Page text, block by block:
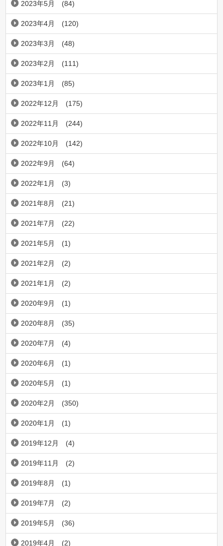
2023年5月 (84)
2023年4月 (120)
2023年3月 (48)
2023年2月 (111)
2023年1月 (85)
2022年12月 (175)
2022年11月 (244)
2022年10月 (142)
2022年9月 (64)
2022年1月 (3)
2021年8月 (21)
2021年7月 (22)
2021年5月 (1)
2021年2月 (2)
2021年1月 (2)
2020年9月 (1)
2020年8月 (35)
2020年7月 (4)
2020年6月 (1)
2020年5月 (1)
2020年2月 (350)
2020年1月 (1)
2019年12月 (4)
2019年11月 (2)
2019年8月 (1)
2019年7月 (2)
2019年5月 (36)
2019年4月 (2)